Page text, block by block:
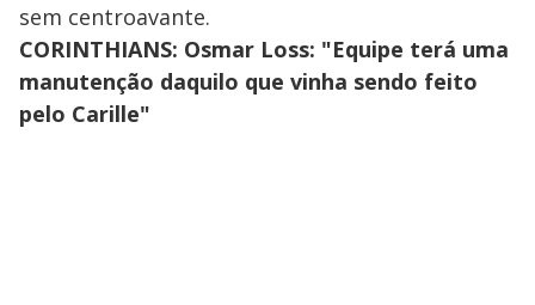
sem centroavante.
CORINTHIANS: Osmar Loss: "Equipe terá uma
manutenção daquilo que vinha sendo feito
pelo Carille"